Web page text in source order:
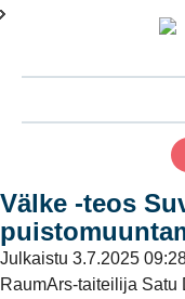
Välke -teos
Julkaistu 3.7.2025
RaumArs-taiteilija Satu